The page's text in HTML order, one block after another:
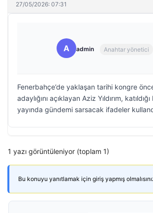
27/05/2026: 07:31
A admin Anahtar yönetici
Fenerbahçe’de yaklaşan tarihi kongre
adaylığını açıklayan Aziz Yıldırım,
yayında gündemi sarsacak ifadeler
1 yazı görüntüleniyor (toplam 1)
Bu konuyu yanıtlamak için giriş yapmış